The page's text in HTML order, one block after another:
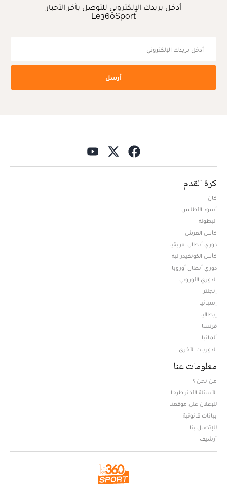
أدخل بريدك الإلكتروني للتوصل بآخر الأخبار
Le360Sport
أرسل
كرة القدم
كان
أسود الأطلس
البطولة
كأس العرش
دوري أبطال افريقيا
كأس الكونفيدرالية
دوري أبطال أوروبا
الدوري الأوروبي
إنجلترا
إسبانيا
إيطاليا
فرنسا
ألمانيا
الدوريات الأخرى
معلومات عنا
من نحن ؟
الأسئلة الأكثر طرحا
للإعلان على موقعنا
بيانات قانونية
للإتصال بنا
أرشيف